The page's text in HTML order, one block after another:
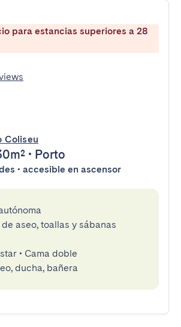
para estancias superiores a 28
Coliseu
• Porto
• accesible en ascensor
aseo, toallas y sábanas
• Cama doble
ducha, bañera